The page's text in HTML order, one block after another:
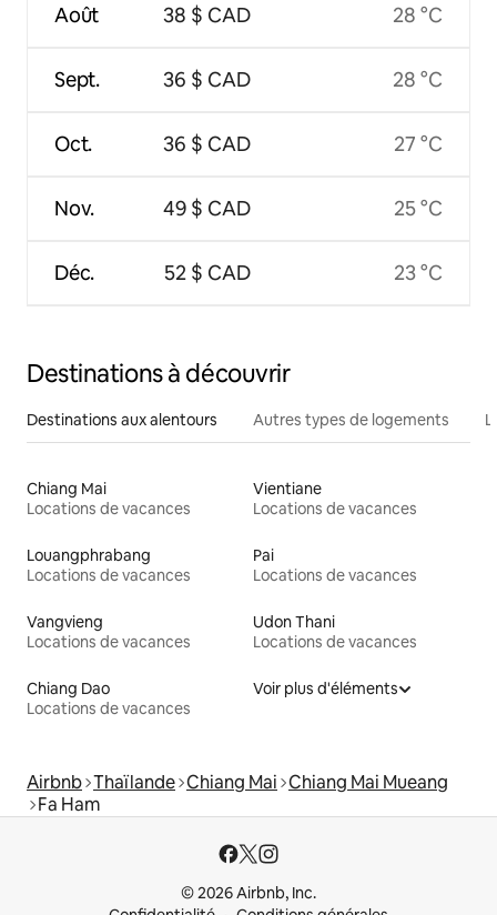
Août
Sept.
Oct.
Nov.
Déc.
38 $ CAD
36 $ CAD
36 $ CAD
49 $ CAD
52 $ CAD
28 °C
28 °C
27 °C
25 °C
23 °C
Destinations à découvrir
Destinations aux alentours Autres types de logements
Chiang Mai
Locations de vacances
Vientiane
Locations de vacances
Louangphrabang
Locations de vacances
Pai
Locations de vacances
Vangvieng
Locations de vacances
Udon Thani
Locations de vacances
Chiang Dao
Locations de vacances
Voir plus d'éléments
Airbnb Thaïlande Chiang Mai Chiang Mai Mueang
Fa Ham
© 2026 Airbnb, Inc.